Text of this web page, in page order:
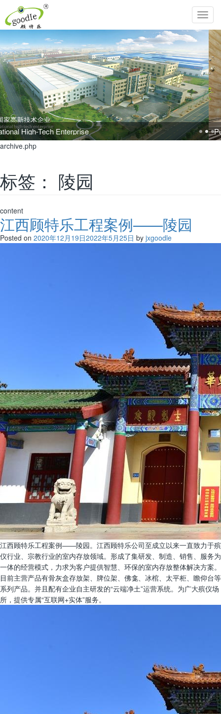
Pursue the perfection of life and inherit Chinese filial piety!
archive.php
标签： 陵园
content
江西顾特乐工程案例——陵园
Posted on 2020年12月19日2022年5月25日 by jxgoodle
江西顾特乐工程案例——陵园。江西顾特乐公司至成立以来一直致力于殡
仪行业、宗教行业的室内存放领域。形成了集研发、制造、销售、服务为
一体的经营模式，力求为客户提供智慧、环保的室内存放整体解决方案。
目前主营产品有骨灰盒存放架、牌位架、佛龛、冰棺、太平柜、瞻仰台等
系列产品。并且配有企业自主研发的“云端净土”运营系统。为广大殡仪场
所，提供专属“互联网+实体”服务。